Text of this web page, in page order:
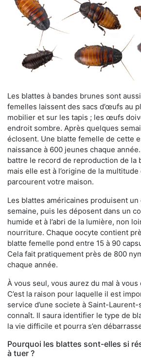
Les blattes à bandes brunes sont
femelles laissent des sacs d’œufs au
mobilier et sur les tapis ; les œufs
endroit sombre. Après quelques
éclosent. Une blatte femelle de cette
naissance à 600 jeunes chaque
battre le record de reproduction de la
mais elle est à l’origine de la
parcourent votre maison.
Les blattes américaines produisent un
semaine, puis les déposent dans un
humide et à l’abri de la lumière, non
nourriture. Chaque oocyte contient
blatte femelle pond entre 15 à 90
Cela fait pratiquement près de 800
chaque année.
À vous seul, vous aurez du mal à vous
C’est la raison pour laquelle il est
service d’une societe à Saint-Laurent-
connaît. Il saura identifier le type de
la vie difficile et pourra s’en
Pourquoi les blattes sont-elles si
à tuer ?